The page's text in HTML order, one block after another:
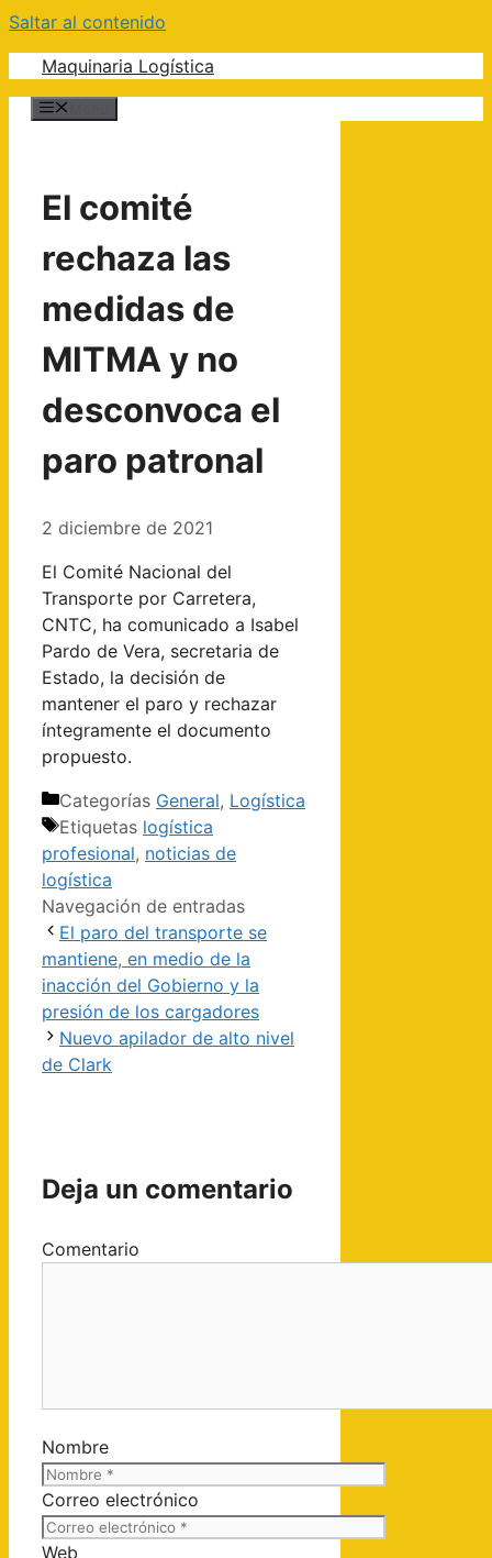
Saltar al contenido
Maquinaria Logística
El comité
rechaza las
medidas de
MITMA y no
desconvoca el
paro patronal
2 diciembre de 2021
El Comité Nacional del
Transporte por Carretera,
CNTC, ha comunicado a Isabel
Pardo de Vera, secretaria de
Estado, la decisión de
mantener el paro y rechazar
íntegramente el documento
propuesto.
Categorías General, Logística
Etiquetas logística
profesional, noticias de
logística
Navegación de entradas
El paro del transporte se
mantiene, en medio de la
inacción del Gobierno y la
presión de los cargadores
Nuevo apilador de alto nivel
de Clark
Deja un comentario
Comentario
Nombre
Correo electrónico
Web